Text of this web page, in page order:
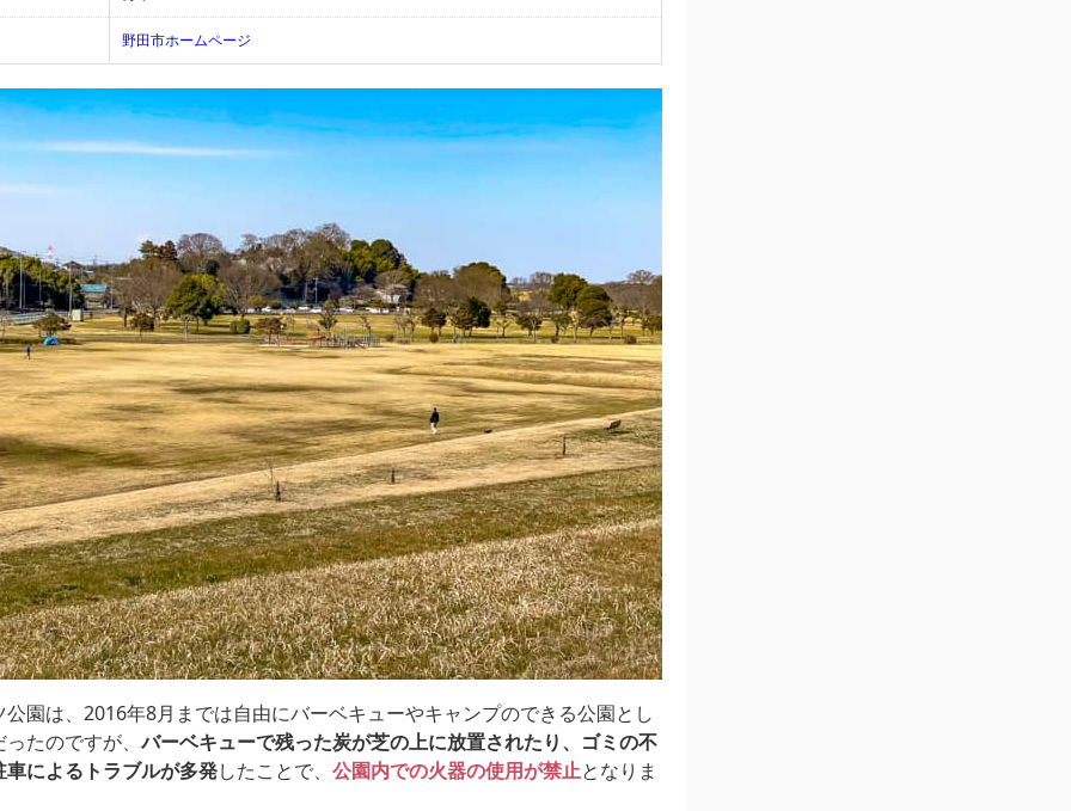
野田市ホームページ
園は、2016年8月までは自由にバーベキューやキャンプのできる公園とし
たのですが、バーベキューで残った炭が芝の上に放置されたり、ゴミの不
によるトラブルが多発したことで、 公園内での火器の使用が禁止となりま